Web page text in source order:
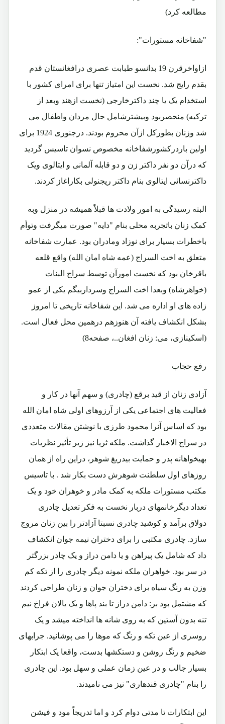
مطالعه کرد)
"شفاخانه مستورات":
ازاواخرقرن 19 بدانسو طبابت عصری درافغانستان قدم
بقدم رایج شد. نخست این امتیاز تنها برای امرای کشور با
استخدام یک یا چند داکترخارجی (نخست ازهند وبعد از
ترکیه) منحصربود وبیشترشامل حال مردان واطفال می
شد وزنان بطورکل ازآن محروم بودند. درجنوری 1924 برای
اولین باردرکشورشفاخانه مخصوص نسوان تاسیس گردید
که درآن دو نفر داکتر زن و دو قابله آلمانی و ایتالوی ویک
داکترنسائی ایتالوی بنام داکتر ریجنولی بکاراغاز کردند.
البته رسیدگی به امور ولادت ها قبلاً همیشه در منزل وبه
کمک زنان باتجربه محلی بنام "دایه" صورت میگرفت وتوأم
باخطرات بسیار برای نوزاد ومادران بود. عمارت شفاخانه
متعلق به اخت السراج (عمه شاه امان الله) واقع قلعه
باقرخان بود که نخست امورآن توسط سراج البنات
(خواهرشاه) وبعدا اخت السراج وسرداربیگم یکی از عمو
زاده های او اداره می شد. این شفاخانه تاریخی تا امروز
بشکل انکشاف یافته آن هنوزهم درهمین محل فعال است.
(اسکینازی، می: زنان افغان..، صفحه8)
رفع حجاب
آزادی زنان از قید برقع (چادری) و سهم آنها در کار و
فعالیت های اجتماعی یکی از آرزوهای اولی شاه امان الله
بود که اساس آنرا محمود طرزی با نوشتن مقالات متعددی
در سراج الاخبار گذاشت. ملکه ثریا نیز زیر تأثیر نظریات
بهیخواهانه پدر و حمایت بیدریغ شوهر، دراین راه از همان
روزهای اول سلطنت شوهرش دست بکار شد . با تاسیس
مکتب مستورات ملکه به کمک مادر و خوهران خود و یک
تعداد دیگرخانمهای دربار نخست به فکر تعدیل چادری
دولاق برآمد و کوشید چادری نسبتا آزادتر را بین زنان مروج
سازد. چادری مکتبی را برای دختران نیمه جوان انکشاف
داد که شامل یک پیراهن و یا دامن دراز و یک چادر بزرگتر
در سر بود. خواهران ملکه نمونه دیگر چادری را از تکه کم
وزن به رنگ سیاه برای دختران جوان و زنان طراحی کردند
که مشتمل بود بر: دامن دراز تا بند پاها و یک یالان فراخ نیم
تنه بدون آستین که به روی شانه ها انداخته میشد و یک
روسری از عین تکه و رنگ که موها را می پوشانید. جرابهای
ضخیم و رنگ روشن و دستکشها بدست، واقعا یک ابتکار
بسیار جالب و در عین زمان عملی و سهل بود. این چادری
را بنام "چادری قندهاری" نیز می نامیدند.
این ابتکارات تا مدتی دوام کرد و اما تدریجاً مود و فیشن